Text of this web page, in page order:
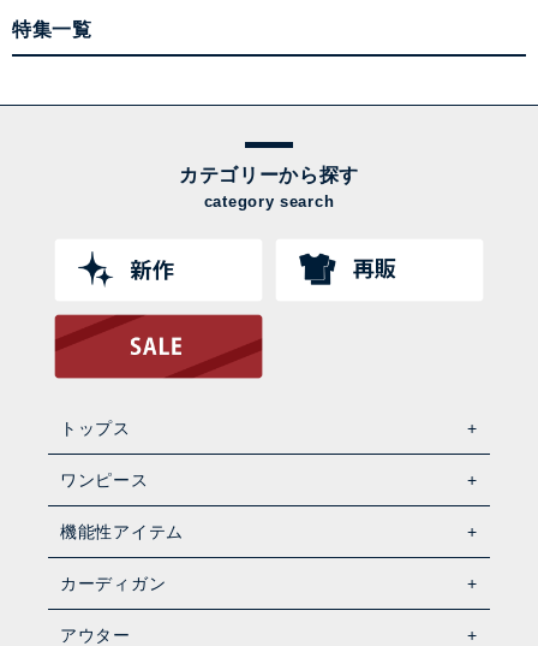
特集一覧
カテゴリーから探す
category search
トップス
ワンピース
機能性アイテム
カーディガン
アウター